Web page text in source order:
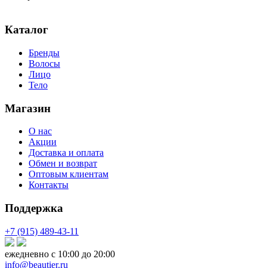
Каталог
Бренды
Волосы
Лицо
Тело
Магазин
О нас
Акции
Доставка и оплата
Обмен и возврат
Оптовым клиентам
Контакты
Поддержка
+7 (915) 489-43-11
ежедневно с 10:00 до 20:00
info@beautier.ru